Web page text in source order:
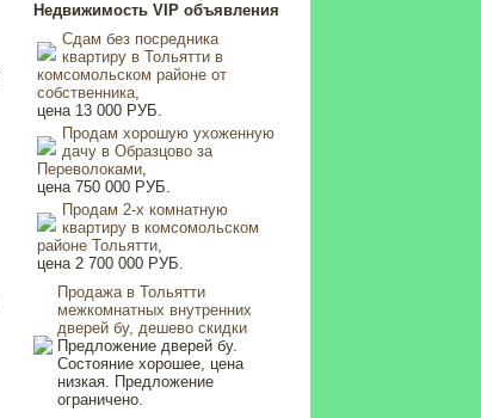
Недвижимость VIP объявления
Сдам без посредника
квартиру в Тольятти в
комсомольском районе от
собственника,
цена 13 000 РУБ.
Продам хорошую ухоженную
дачу в Образцово за
Переволоками,
цена 750 000 РУБ.
Продам 2-х комнатную
квартиру в комсомольском
районе Тольятти,
цена 2 700 000 РУБ.
Продажа в Тольятти
межкомнатных внутренних
дверей бу, дешево скидки
Предложение дверей бу.
Состояние хорошее, цена
низкая. Предложение
ограничено.